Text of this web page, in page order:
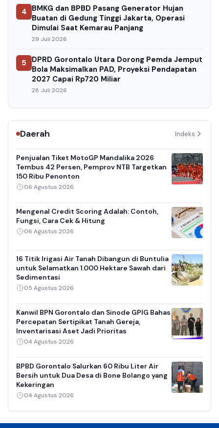
4 BMKG dan BPBD Pasang Generator Hujan
Buatan di Gedung Tinggi Jakarta, Operasi
Dimulai Saat Kemarau Panjang
29 Juli 2026
5
DPRD Gorontalo Utara Dorong Pemda Jemput
Bola Maksimalkan PAD, Proyeksi Pendapatan
2027 Capai Rp720 Miliar
28 Juli 2026
Daerah Indeks
Penjualan Tiket MotoGP Mandalika 2026
Tembus 42 Persen, Pemprov NTB Targetkan
150 Ribu Penonton
06 Agustus 2026
Mengenal Credit Scoring Adalah: Contoh,
Fungsi, Cara Cek & Hitung
06 Agustus 2026
16 Titik Irigasi Air Tanah Dibangun di Buntulia
untuk Selamatkan 1.000 Hektare Sawah dari
Sedimentasi
05 Agustus 2026
Kanwil BPN Gorontalo dan Sinode GPIG Bahas
Percepatan Sertipikat Tanah Gereja,
Inventarisasi Aset Jadi Prioritas
04 Agustus 2026
BPBD Gorontalo Salurkan 60 Ribu Liter Air
Bersih untuk Dua Desa di Bone Bolango yang
Kekeringan
04 Agustus 2026